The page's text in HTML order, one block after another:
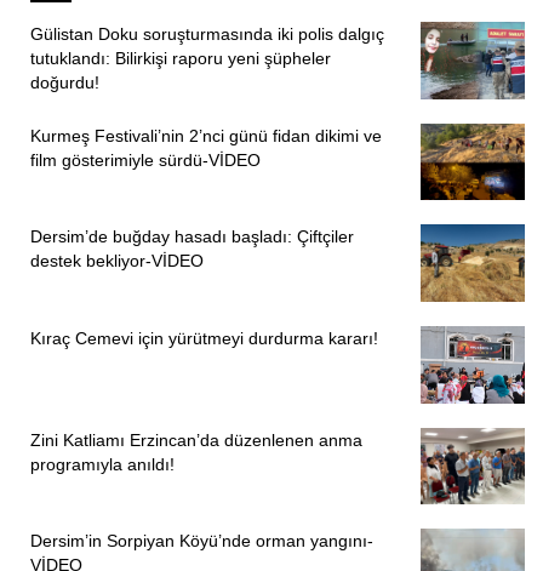
Gülistan Doku soruşturmasında iki polis dalgıç
tutuklandı: Bilirkişi raporu yeni şüpheler
doğurdu!
Kurmeş Festivali’nin 2’nci günü fidan dikimi ve
film gösterimiyle sürdü-VİDEO
Dersim’de buğday hasadı başladı: Çiftçiler
destek bekliyor-VİDEO
Kıraç Cemevi için yürütmeyi durdurma kararı!
Zini Katliamı Erzincan’da düzenlenen anma
programıyla anıldı!
Dersim’in Sorpiyan Köyü’nde orman yangını-
VİDEO